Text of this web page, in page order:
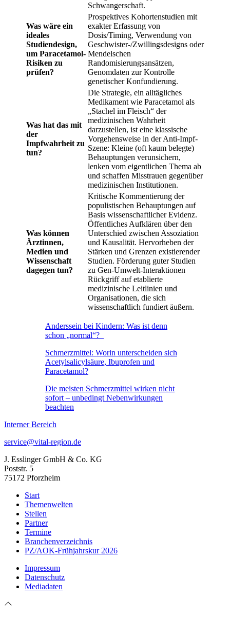
Schwangerschaft.
Was wäre ein
ideales
Studiendesign,
um Paracetamol-
Risiken zu
prüfen?
Prospektives Kohortenstudien mit
exakter Erfassung von
Dosis/Timing, Verwendung von
Geschwister-/Zwillingsdesigns oder
Mendelschen
Randomisierungsansätzen,
Genomdaten zur Kontrolle
genetischer Konfundierung.
Was hat das mit
der
Impfwahrheit zu
tun?
Die Strategie, ein alltägliches
Medikament wie Paracetamol als
„Stachel im Fleisch“ der
medizinischen Wahrheit
darzustellen, ist eine klassische
Vorgehensweise in der Anti-Impf-
Szene: Kleine (oft kaum belegte)
Behauptungen verunsichern,
lenken vom eigentlichen Thema ab
und schaffen Misstrauen gegenüber
medizinischen Institutionen.
Was können
Ärztinnen,
Medien und
Wissenschaft
dagegen tun?
Kritische Kommentierung der
populistischen Behauptungen auf
Basis wissenschaftlicher Evidenz.
Öffentliches Aufklären über den
Unterschied zwischen Assoziation
und Kausalität. Hervorheben der
Stärken und Grenzen existierender
Studien. Förderung guter Studien
zu Gen-Umwelt-Interaktionen
Rückgriff auf etablierte
medizinische Leitlinien und
Organisationen, die sich
wissenschaftlich fundiert äußern.
Anderssein bei Kindern: Was ist denn
schon „normal“?
Schmerzmittel: Worin unterscheiden sich
Acetylsalicylsäure, Ibuprofen und
Paracetamol?
Die meisten Schmerzmittel wirken nicht
sofort – unbedingt Nebenwirkungen
beachten
Interner Bereich
service@vital-region.de
J. Esslinger GmbH & Co. KG
Poststr. 5
75172 Pforzheim
Start
Themenwelten
Stellen
Partner
Termine
Branchenverzeichnis
PZ/AOK-Frühjahrskur 2026
Impressum
Datenschutz
Mediadaten